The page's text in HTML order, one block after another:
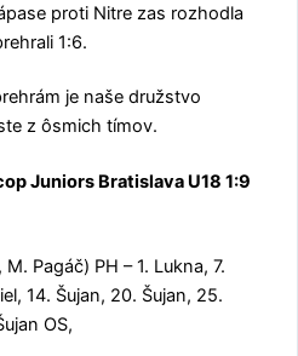
proti Nitre zas rozhodla
1:6.
je naše družstvo
z ôsmich tímov.
Juniors Bratislava U18 1:9
M. Pagáč) PH – 1. Lukna, 7.
14. Šujan, 20. Šujan, 25.
OS,